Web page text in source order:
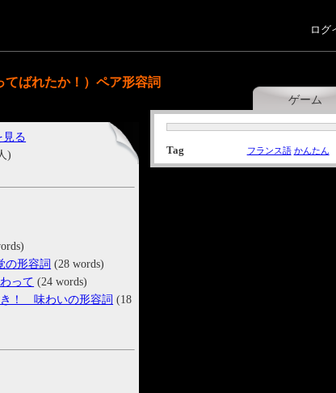
ログ
ゲーム
ばれたか！）ペア形容詞
Tag フランス語 かんたん
る
)
の形容詞 (28 words)
って (24 words)
き！ 味わいの形容詞 (18